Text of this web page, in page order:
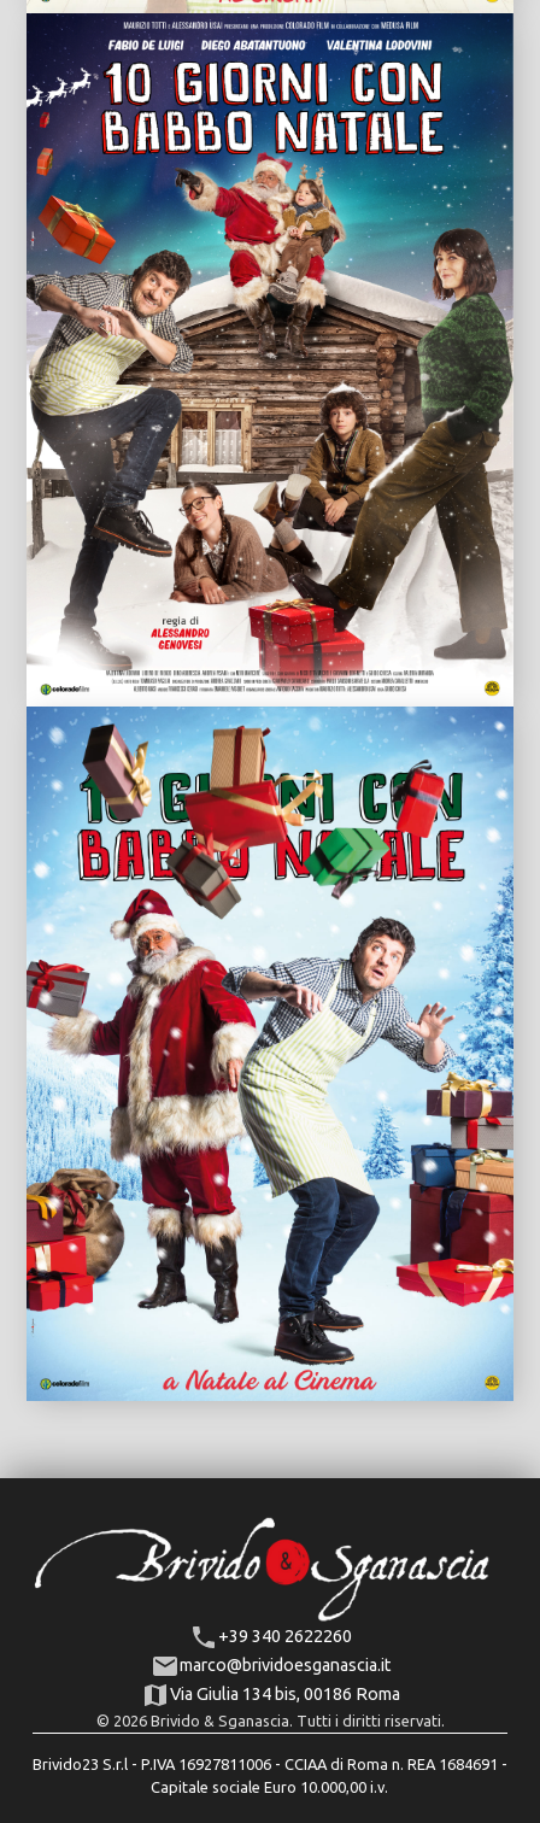
+39 340 2622260
marco@brividoesganascia.it
Via Giulia 134 bis, 00186 Roma
© 2026 Brivido & Sganascia. Tutti i diritti riservati.
Brivido23 S.r.l - P.IVA 16927811006 - CCIAA di Roma n. REA 1684691 -
Capitale sociale Euro 10.000,00 i.v.